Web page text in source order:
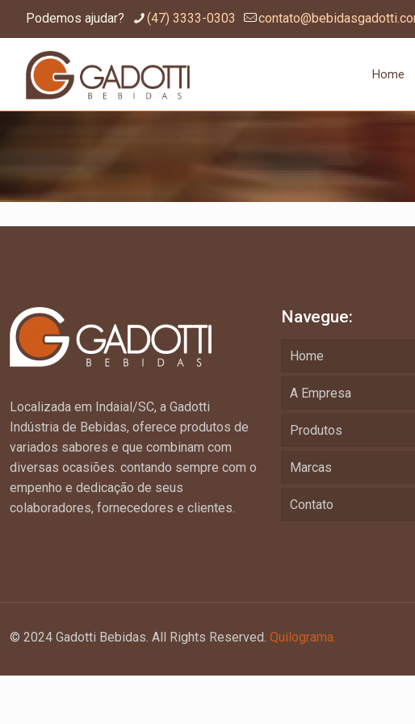
Podemos ajudar? (47) 3333-0303
Home
Localizada em Indaial/SC, a Gadotti
Indústria de Bebidas, oferece produtos de
variados sabores e que combinam com
diversas ocasiões. contando sempre com o
empenho e dedicação de seus
colaboradores, fornecedores e clientes.
Navegue:
Home
A Empresa
Produtos
Marcas
Contato
© 2024 Gadotti Bebidas. All Rights Reserved. Quilograma.